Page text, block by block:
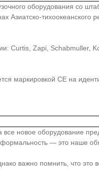
оборудования со
тихоокеанского
Curtis, Zapi, Schabmuller,
маркировкой СЕ на
новое оборудование
— это наше
важно помнить, что это